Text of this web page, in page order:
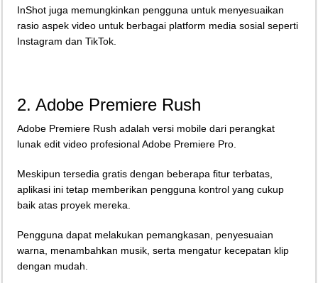
InShot juga memungkinkan pengguna untuk menyesuaikan
rasio aspek video untuk berbagai platform media sosial seperti
Instagram dan TikTok.
2. Adobe Premiere Rush
Adobe Premiere Rush adalah versi mobile dari perangkat
lunak edit video profesional Adobe Premiere Pro.
Meskipun tersedia gratis dengan beberapa fitur terbatas,
aplikasi ini tetap memberikan pengguna kontrol yang cukup
baik atas proyek mereka.
Pengguna dapat melakukan pemangkasan, penyesuaian
warna, menambahkan musik, serta mengatur kecepatan klip
dengan mudah.